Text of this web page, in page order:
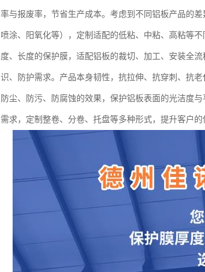
率与报废率，节省生产成本。考虑到不同铝板产品的
喷涂、阳氧化等），定制适配的低粘、中粘、高粘等
度、长度的保护膜，适配铝板的裁切、加工、安装全
识、防护需求。产品本身韧性，抗拉伸、抗穿刺、抗
防尘、防污、防腐蚀的效果，保护铝板表面的光洁度
需求，定制整卷、分卷、托盘等多种形式，提升客户的